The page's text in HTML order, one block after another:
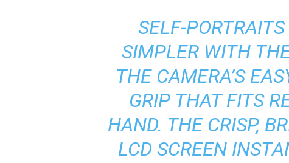
SELF-
SIMPLER WITH
THE CAMERA’S
GRIP THAT FITS
HAND. THE CRISP,
LCD SCREEN